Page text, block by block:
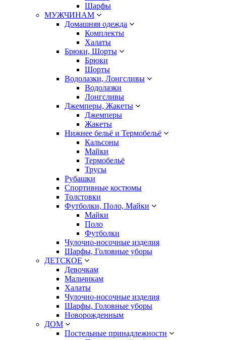
Шарфы
МУЖЧИНАМ
Домашняя одежда
Комплекты
Халаты
Брюки, Шорты
Брюки
Шорты
Водолазки, Лонгсливы
Водолазки
Лонгсливы
Джемперы, Жакеты
Джемперы
Жакеты
Нижнее бельё и Термобельё
Кальсоны
Майки
Термобельё
Трусы
Рубашки
Спортивные костюмы
Толстовки
Футболки, Поло, Майки
Майки
Поло
Футболки
Чулочно-носочные изделия
Шарфы, Головные уборы
ДЕТСКОЕ
Девочкам
Мальчикам
Халаты
Чулочно-носочные изделия
Шарфы, Головные уборы
Новорожденным
ДОМ
Постельные принадлежности